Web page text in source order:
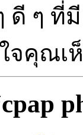
ดี ๆ
จคุณเ